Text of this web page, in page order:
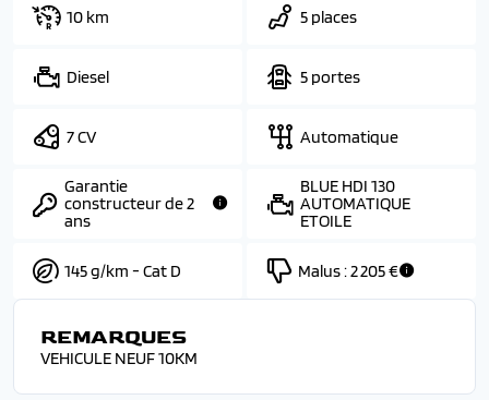
10 km 5 places
Diesel 5 portes
7 CV Automatique
Garantie
constructeur de 2
ans
BLUE HDI 130
AUTOMATIQUE
ETOILE
145 g/km - Cat D Malus :2 205 €
REMARQUES
VEHICULE NEUF 10KM